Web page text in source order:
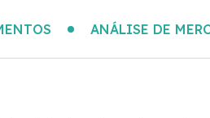
ANÁLISE DE